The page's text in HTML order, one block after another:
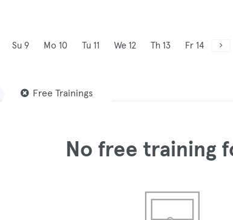
Su 9 Mo 10 Tu 11 We 12 Th 13 Fr 14
Free Trainings
No free training